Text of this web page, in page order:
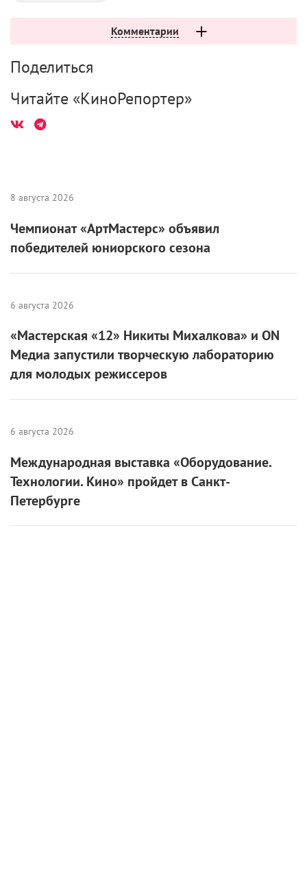
Комментарии
Поделиться
Читайте «КиноРепортер»
8 августа 2026
Чемпионат «АртМастерс» объявил
победителей юниорского сезона
6 августа 2026
«Мастерская «12» Никиты Михалкова» и ON
Медиа запустили творческую лабораторию
для молодых режиссеров
6 августа 2026
Международная выставка «Оборудование.
Технологии. Кино» пройдет в Санкт-
Петербурге